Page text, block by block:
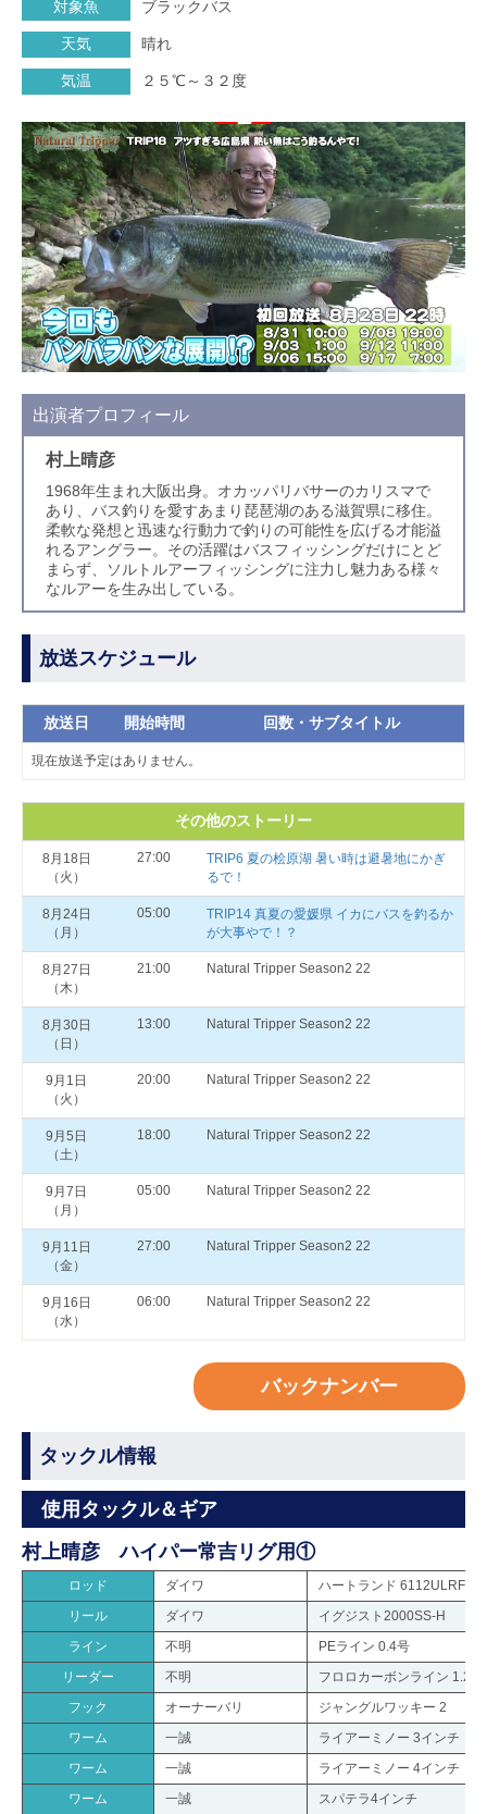
対象魚 ブラックバス
天気 晴れ
気温 ２５℃～３２度
出演者プロフィール
村上晴彦
1968年生まれ大阪出身。オカッパリバサーのカリスマで
あり、バス釣りを愛すあまり琵琶湖のある滋賀県に移住。
柔軟な発想と迅速な行動力で釣りの可能性を広げる才能溢
れるアングラー。その活躍はバスフィッシングだけにとど
まらず、ソルトルアーフィッシングに注力し魅力ある様々
なルアーを生み出している。
放送スケジュール
放送日 開始時間 回数・サブタイトル
現在放送予定はありません。
その他のストーリー
8月18日
（火）
27:00
TRIP6 夏の桧原湖 暑い時は避暑地にかぎ
るで！
8月24日
（月）
05:00
TRIP14 真夏の愛媛県 イカにバスを釣るか
が大事やで！？
8月27日
（木）
21:00 Natural Tripper Season2 22
8月30日
（日）
13:00 Natural Tripper Season2 22
9月1日
（火）
20:00 Natural Tripper Season2 22
9月5日
（土）
18:00 Natural Tripper Season2 22
9月7日
（月）
05:00 Natural Tripper Season2 22
9月11日
（金）
27:00 Natural Tripper Season2 22
9月16日
（水）
06:00 Natural Tripper Season2 22
バックナンバー
タックル情報
使用タックル＆ギア
村上晴彦 ハイパー常吉リグ用①
ロッド ダイワ
ハートランド 6112ULRFS-
リール
ダイワ
イグジスト2000SS-H
ライン
不明
PEライン 0.4号
リーダー
不明
フロロカーボンライン 1.2号
フック
オーナーバリ
ジャングルワッキー 2
ワーム
一誠
ライアーミノー 3インチ
ワーム
一誠
ライアーミノー 4インチ
ワーム
一誠 スパテラ4インチ